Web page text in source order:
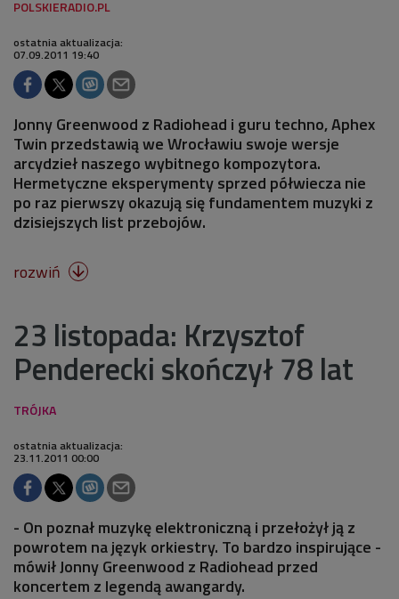
ostatnia aktualizacja:
07.09.2011 19:40
Jonny Greenwood z Radiohead i guru techno, Aphex
Twin przedstawią we Wrocławiu swoje wersje
arcydzieł naszego wybitnego kompozytora.
Hermetyczne eksperymenty sprzed półwiecza nie
po raz pierwszy okazują się fundamentem muzyki z
dzisiejszych list przebojów.
rozwiń 
23 listopada: Krzysztof
Penderecki skończył 78 lat
ostatnia aktualizacja:
23.11.2011 00:00
- On poznał muzykę elektroniczną i przełożył ją z
powrotem na język orkiestry. To bardzo inspirujące -
mówił Jonny Greenwood z Radiohead przed
koncertem z legendą awangardy.